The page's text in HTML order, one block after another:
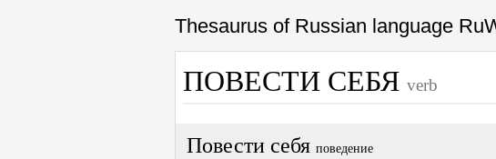
Thesaurus of Russian language
ПОВЕСТИ СЕБЯ verb
Повести себя поведение